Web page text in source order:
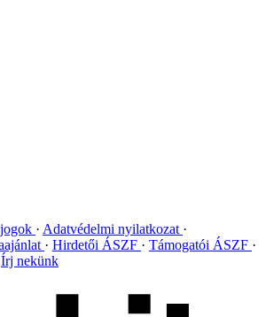
Adatvédelmi nyilatkozat
Hirdetői ÁSZF
Támogatói ÁSZF
Írj nekünk